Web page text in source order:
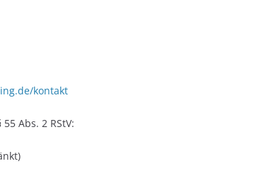
kontakt
Abs. 2 RStV: